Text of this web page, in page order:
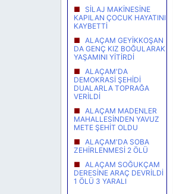
SİLAJ MAKİNESİNE
KAPILAN ÇOCUK HAYATINI
KAYBETTİ
ALAÇAM GEYİKKOŞAN
DA GENÇ KIZ BOĞULARAK
YAŞAMINI YİTİRDİ
ALAÇAM'DA
DEMOKRASİ ŞEHİDİ
DUALARLA TOPRAĞA
VERİLDİ
ALAÇAM MADENLER
MAHALLESİNDEN YAVUZ
METE ŞEHİT OLDU
ALAÇAM'DA SOBA
ZEHİRLENMESİ 2 ÖLÜ
ALAÇAM SOĞUKÇAM
DERESİNE ARAÇ DEVRİLDİ
1 ÖLÜ 3 YARALI